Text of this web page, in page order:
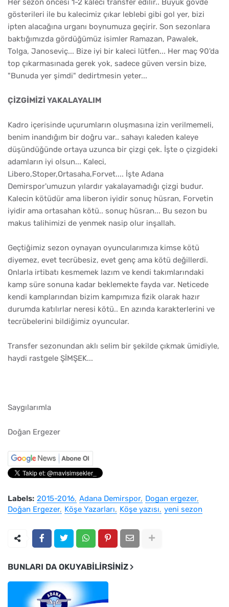
Her sezon öncesi 1-2 kaleci transfer edilir.. Büyük gövde
gösterileri ile bu kalecimiz çıkar leblebi gibi gol yer, bizi
ipten alacağına urganı boynumuza geçirir. Son sezonlara
baktığımızda gördüğümüz isimler Ramazan, Pawalek,
Tolga, Janoseviç... Bize iyi bir kaleci lütfen... Her maç 90'da
top çıkarmasınada gerek yok, sadece güven versin bize,
"Bunuda yer şimdi" dedirtmesin yeter...
ÇİZGİMİZİ YAKALAYALIM
Kadro içerisinde uçurumların oluşmasına izin verilmemeli,
benim inandığım bir doğru var.. sahayı kaleden kaleye
düşündüğünde ortaya uzunca bir çizgi çek. İşte o çizgideki
adamların iyi olsun... Kaleci,
Libero,Stoper,Ortasaha,Forvet.... İşte Adana
Demirspor'umuzun yılardır yakalayamadığı çizgi budur.
Kalecin kötüdür ama liberon iyidir sonuç hüsran, Forvetin
iyidir ama ortasahan kötü.. sonuç hüsran... Bu sezon bu
makus talihimizi de yenmek nasip olur inşallah.
Geçtiğimiz sezon oynayan oyuncularımıza kimse kötü
diyemez, evet tecrübesiz, evet genç ama kötü değillerdi.
Onlarla irtibatı kesmemek lazım ve kendi takımlarındaki
kamp süre sonuna kadar beklemekte fayda var. Neticede
kendi kamplarından bizim kampımıza fizik olarak hazır
durumda katılırlar neresi kötü.. En azında karakterlerini ve
tecrübelerini bildiğimiz oyuncular.
Transfer sezonundan aklı selim bir şekilde çıkmak ümidiyle,
haydi rastgele ŞİMŞEK...
Saygılarımla
Doğan Ergezer
Labels: 2015-2016 Adana Demirspor Dogan ergezer
Doğan Ergezer Köşe Yazarları Köşe yazısı yeni sezon
BUNLARI DA OKUYABILIRSINIZ